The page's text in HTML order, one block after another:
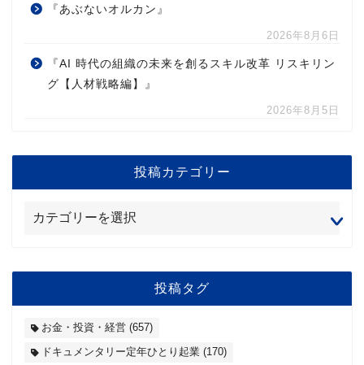
『あぶないオルカン』
2026年8月6日
『AI 時代の組織の未来を創るスキル改革 リスキリン
グ【人材戦略編】』
2026年8月5日
投稿カテゴリー
投稿タグ
お金・投資・経営 (657)
ドキュメンタリー定年ひとり起業 (170)